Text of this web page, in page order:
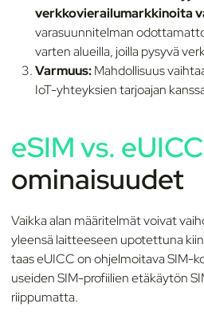
verkkovierailumarkkinoita
varasuunnitelman
varten alueilla, joilla pysyvä
Varmuus:Mahdollisuus
IoT-yhteyksien tarjoajan
eSIM vs. eUICC
ominaisuudet
Vaikka alan määritelmät voivat
yleensä laitteeseen upotettuna
taas eUICC on ohjelmoitava SIM-
useiden SIM-profiilien etäkäytön
riippumatta.